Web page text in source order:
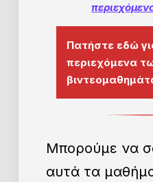
Πατήστε εδώ
περιεχόμενα
Μπορούμε να
αυτά τα